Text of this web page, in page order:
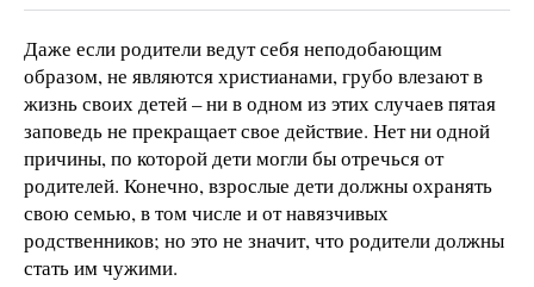
Даже если родители ведут себя неподобающим
образом, не являются христианами, грубо влезают в
жизнь своих детей – ни в одном из этих случаев пятая
заповедь не прекращает свое действие. Нет ни одной
причины, по которой дети могли бы отречься от
родителей. Конечно, взрослые дети должны охранять
свою семью, в том числе и от навязчивых
родственников; но это не значит, что родители должны
стать им чужими.